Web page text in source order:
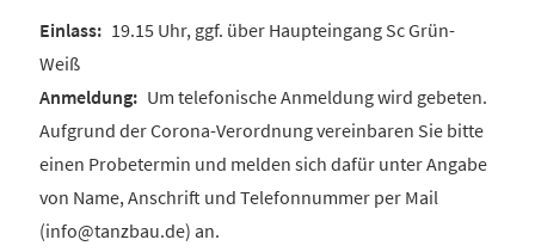
19.15 Uhr, ggf. über Haupteingang Sc Grün-
Weiß
Um telefonische Anmeldung wird gebeten.
Aufgrund der Corona-Verordnung vereinbaren Sie bitte
einen Probetermin und melden sich dafür unter Angabe
von Name, Anschrift und Telefonnummer per Mail
(info@tanzbau.de) an.